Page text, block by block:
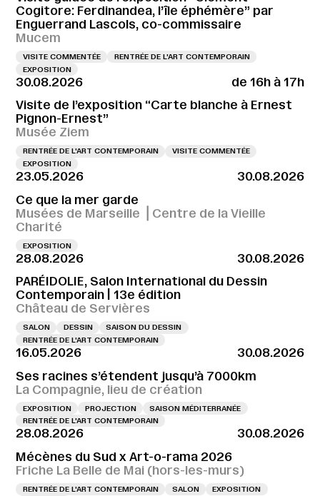
Cogitore: Ferdinandea, l’île éphémère” par
Enguerrand Lascols, co-commissaire
Mucem
VISITE COMMENTÉE
RENTRÉE DE L'ART CONTEMPORAIN
EXPOSITION
30.08.2026
de 16h à 17h
Visite de l’exposition “Carte blanche à Ernest
Pignon-Ernest”
Musée Ziem
RENTRÉE DE L'ART CONTEMPORAIN
VISITE COMMENTÉE
EXPOSITION
23.05.2026
30.08.2026
Ce que la mer garde
Musées de Marseille ⎪Centre de la Vieille
Charité
EXPOSITION
28.08.2026
30.08.2026
PARÉIDOLIE, Salon International du Dessin
Contemporain | 13e édition
Château de Servières
SALON DESSIN
SAISON DU DESSIN
RENTRÉE DE L'ART CONTEMPORAIN
16.05.2026
30.08.2026
Ses racines s’étendent jusqu’à 7000km
La Compagnie, lieu de création
EXPOSITION PROJECTION
SAISON MÉDITERRANÉE
RENTRÉE DE L'ART CONTEMPORAIN
28.08.2026
30.08.2026
Mécènes du Sud x Art-o-rama 2026
Friche La Belle de Mai (hors-les-murs)
RENTRÉE DE L'ART CONTEMPORAIN SALON
EXPOSITION